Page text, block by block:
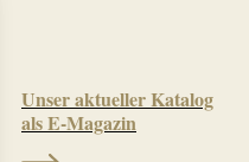
Unser aktueller Katalog
als E-Magazin